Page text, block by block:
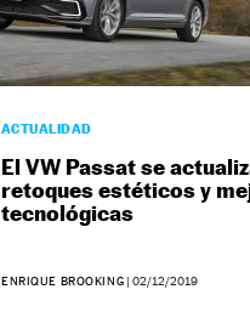
ACTUALIDAD
El VW Passat se
retoques estéticos y
tecnológicas
ENRIQUE BROOKING |02/12/2019